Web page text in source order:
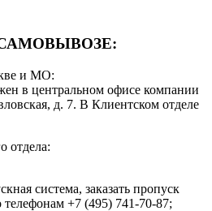
и МО:
в центральном офисе компании
д. 7. В Клиентском отделе
отдела:
система, заказать пропуск
+7 (495) 741-70-87;